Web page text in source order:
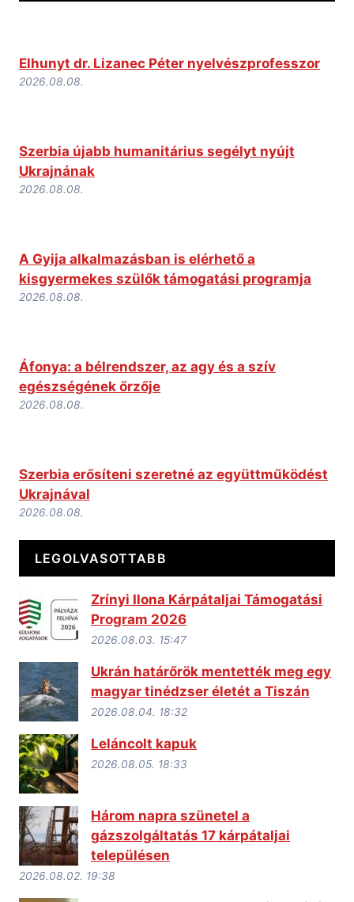
Elhunyt dr. Lizanec Péter nyelvészprofesszor
2026.08.08.
Szerbia újabb humanitárius segélyt nyújt
Ukrajnának
2026.08.08.
A Gyija alkalmazásban is elérhető a
kisgyermekes szülők támogatási programja
2026.08.08.
Áfonya: a bélrendszer, az agy és a szív
egészségének őrzője
2026.08.08.
Szerbia erősíteni szeretné az együttműködést
Ukrajnával
2026.08.08.
LEGOLVASOTTABB
Zrínyi Ilona Kárpátaljai Támogatási
Program 2026
2026.08.03. 15:47
Ukrán határőrök mentették meg egy
magyar tinédzser életét a Tiszán
2026.08.04. 18:32
Leláncolt kapuk
2026.08.05. 18:33
Három napra szünetel a
gázszolgáltatás 17 kárpátaljai
településen
2026.08.02. 19:38